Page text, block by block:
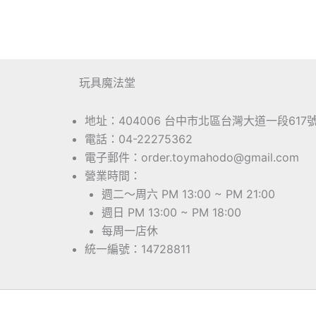
玩具魔法堂
地址：404006 台中市北區台灣大道一段617
電話：04-22275362
電子郵件：order.toymahodo@gmail.com
營業時間：
週二～周六 PM 13:00 ~ PM 21:00
週日 PM 13:00 ~ PM 18:00
每周一店休
統一編號：14728811